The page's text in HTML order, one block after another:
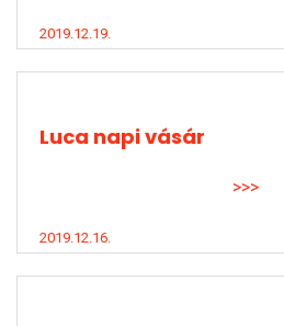
2019.12.19.
Luca napi vásár
>>>
2019.12.16.